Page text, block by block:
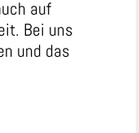
auf
Bei uns
und das